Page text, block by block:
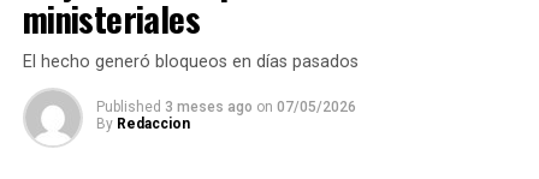
ministeriales
El hecho generó bloqueos en días pasados
Published 3 meses ago on 07/05/2026
By Redaccion